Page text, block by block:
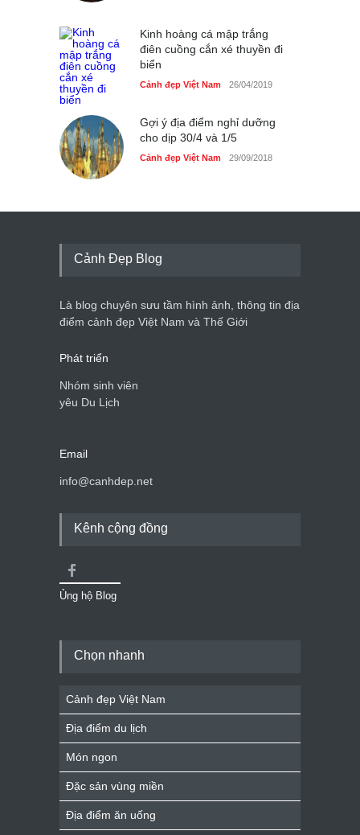
Kinh hoàng cá mập trắng
điên cuồng cắn xé thuyền đi
biển
Cảnh đẹp Việt Nam 26/04/2019
Gợi ý địa điểm nghỉ dưỡng
cho dịp 30/4 và 1/5
Cảnh đẹp Việt Nam 29/09/2018
Cảnh Đẹp Blog
Là blog chuyên sưu tầm hình ảnh, thông tin địa
điểm cảnh đẹp Việt Nam và Thế Giới
Phát triển
Nhóm sinh viên
yêu Du Lịch
Email
info@canhdep.net
Kênh cộng đồng
Ủng hộ Blog
Chọn nhanh
Cảnh đẹp Việt Nam
Địa điểm du lịch
Món ngon
Đặc sản vùng miền
Địa điểm ăn uống